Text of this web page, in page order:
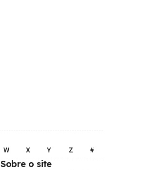
W X Y Z #
Sobre o site